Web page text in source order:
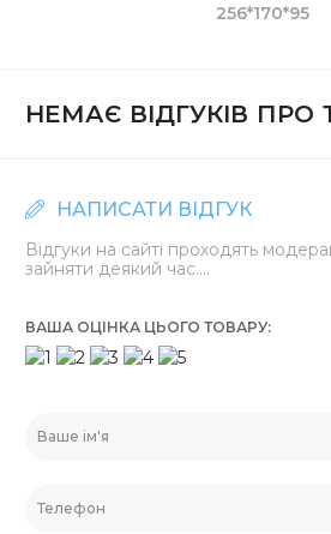
256*170*95
НЕМАЄ ВІДГУКІВ ПРО
НАПИСАТИ ВІДГУК
Відгуки на сайті проходять
зайняти деякий час....
ВАША ОЦІНКА ЦЬОГО ТОВАРУ